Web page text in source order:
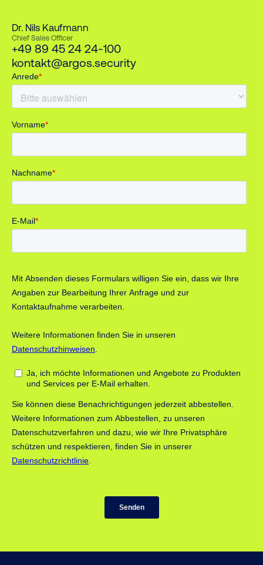
Dr. Nils Kaufmann
Chief Sales Officer
+49 89 45 24 24-100
kontakt@argos.security